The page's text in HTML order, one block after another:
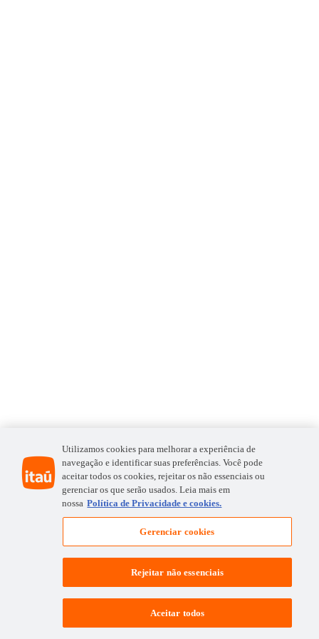
Utilizamos cookies para melhorar a experiência de
navegação e identificar suas preferências. Você pode
aceitar todos os cookies, rejeitar os não essenciais ou
gerenciar os que serão usados. Leia mais em
nossa Política de Privacidade e cookies.
Gerenciar cookies
Rejeitar não essenciais
Aceitar todos